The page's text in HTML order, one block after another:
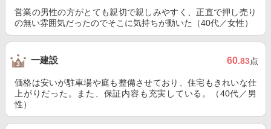
営業の男性の方がとても親切で親しみやすく、正直で押し売り
の無い雰囲気だったのでそこに気持ちが動いた（40代／女性）
一建設 60.83点
価格は安いが駐車場や庭も整備させており、住宅もきれいな仕
上がりだった。また、保証内容も充実している。（40代／男
性）